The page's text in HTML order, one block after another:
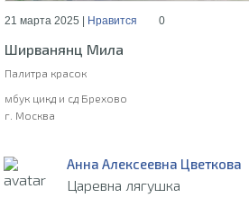
21 марта 2025 | Нравится 0
Ширванянц Мила
Палитра красок
мбук цикд и сд Брехово
г. Москва
Анна Алексеевна Цветкова
Царевна лягушка